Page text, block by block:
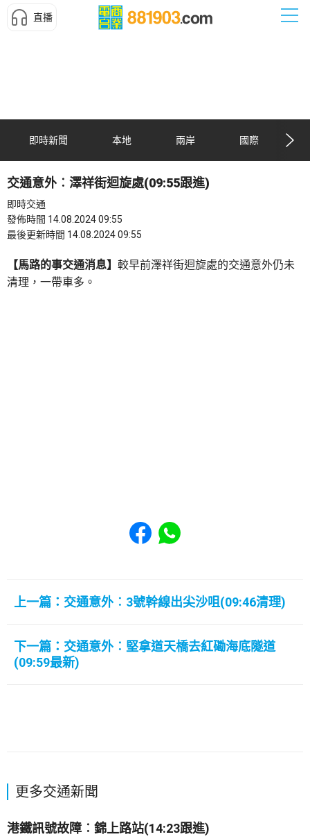
直播
即時新聞 本地 兩岸 國際
交通意外︰澤祥街迴旋處(09:55跟進)
即時交通
發佈時間 14.08.2024 09:55
最後更新時間 14.08.2024 09:55
【馬路的事交通消息】 較早前澤祥街迴旋處的交通意外仍未
清理，一帶車多。
Share to Facebook
Share to WhatsApp
上一篇：交通意外︰3號幹線出尖沙咀(09:46清理)
下一篇：交通意外︰堅拿道天橋去紅磡海底隧道
(09:59最新)
更多交通新聞
港鐵訊號故障︰錦上路站(14:23跟進)